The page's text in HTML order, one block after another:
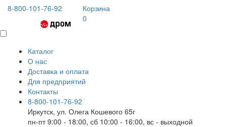
8-800-101-76-92
Корзина
0
Каталог
О нас
Доставка и оплата
Для предприятий
Контакты
8-800-101-76-92
Иркутск, ул. Олега Кошевого 65г
пн-пт 9:00 - 18:00, сб 10:00 - 16:00, вс - выходной